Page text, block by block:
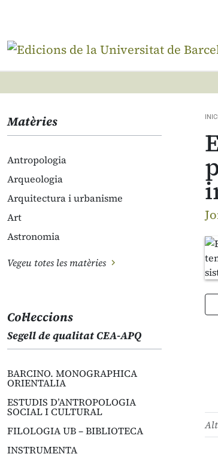
Matèries
Antropologia
Arqueologia
Arquitectura i urbanisme
Art
Astronomia
Vegeu totes les matèries
Col·leccions
Segell de qualitat CEA-APQ
BARCINO. MONOGRAPHICA
ORIENTALIA
ESTUDIS D’ANTROPOLOGIA
SOCIAL I CULTURAL
FILOLOGIA UB – BIBLIOTECA
INSTRUMENTA
INICI